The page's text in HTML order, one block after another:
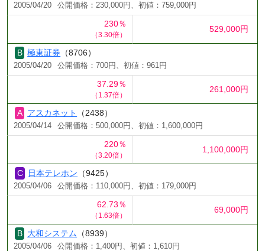
2005/04/20 公開価格：230,000円、初値：759,000円
230％
（3.30倍）
529,000円
極東証券 （8706）
2005/04/20 公開価格：700円、初値：961円
37.29％
（1.37倍）
261,000円
アスカネット （2438）
2005/04/14 公開価格：500,000円、初値：1,600,000円
220％
（3.20倍）
1,100,000円
日本テレホン （9425）
2005/04/06 公開価格：110,000円、初値：179,000円
62.73％
（1.63倍）
69,000円
大和システム （8939）
2005/04/06 公開価格：1,400円、初値：1,610円